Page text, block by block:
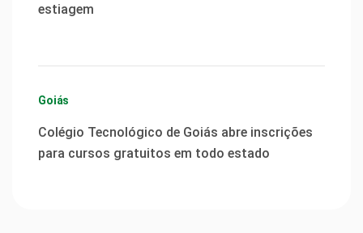
estiagem
Goiás
Colégio Tecnológico de Goiás abre inscrições
para cursos gratuitos em todo estado